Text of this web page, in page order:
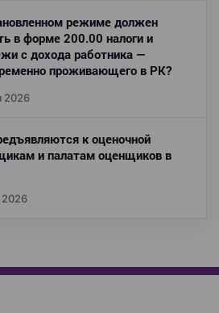
режиме должен
в форме 200.00 налоги и
с дохода работника —
проживающего в РК?
2026
к оценочной
и палатам оценщиков в